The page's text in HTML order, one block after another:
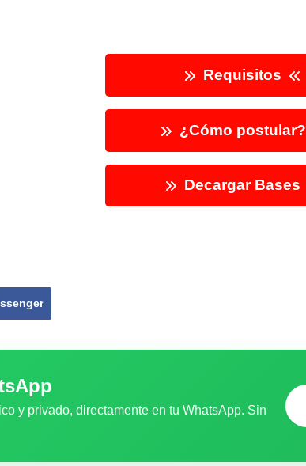
Requisitos
¿Cómo postular?
Decargar Bases
y privado, directamente en tu WhatsApp. Sin